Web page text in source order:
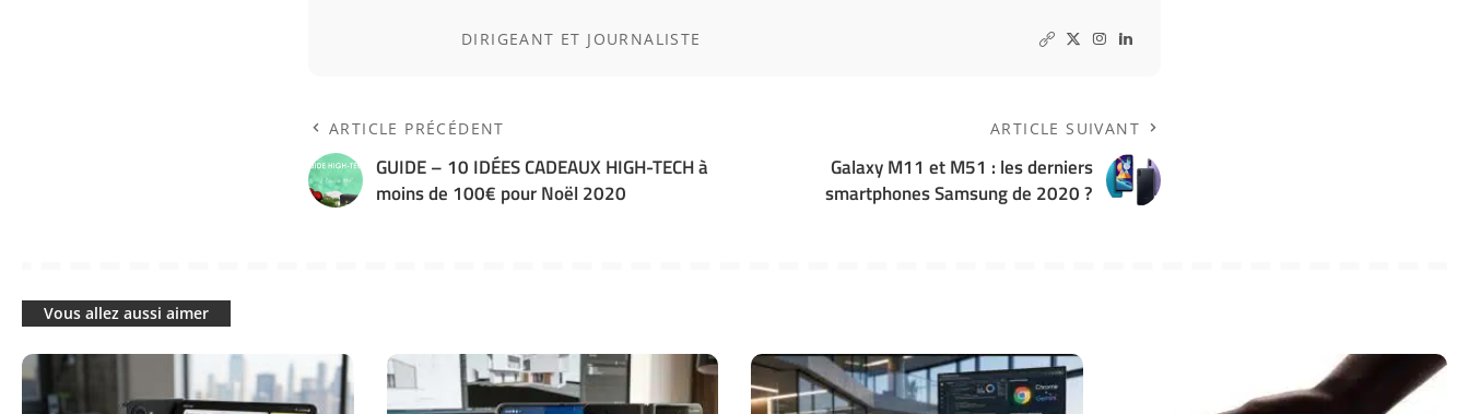
DIRIGEANT ET JOURNALISTE
ARTICLE PRÉCÉDENT
GUIDE – 10 IDÉES CADEAUX HIGH-TECH à
moins de 100€ pour Noël 2020
ARTICLE SUIVANT
Galaxy M11 et M51 : les derniers
smartphones Samsung de 2020 ?
Vous allez aussi aimer